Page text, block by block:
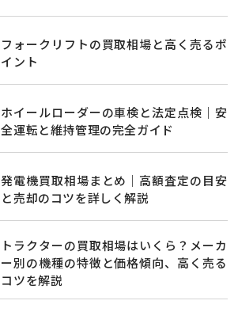
フォークリフトの買取相場と高く売るポ
イント
ホイールローダーの車検と法定点検｜安
全運転と維持管理の完全ガイド
発電機買取相場まとめ｜高額査定の目安
と売却のコツを詳しく解説
トラクターの買取相場はいくら？メーカ
ー別の機種の特徴と価格傾向、高く売る
コツを解説